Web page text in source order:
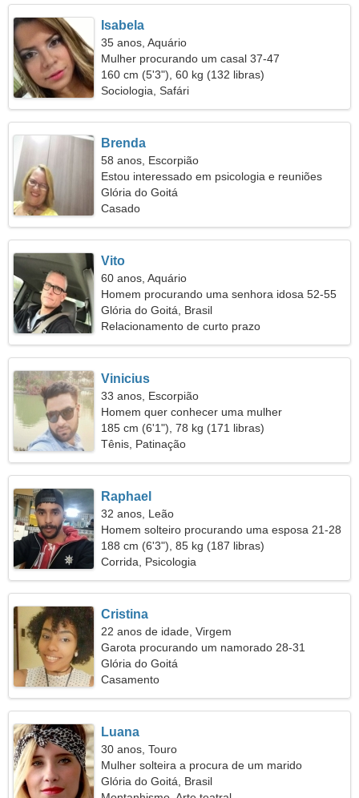
Isabela
35 anos, Aquário
Mulher procurando um casal 37-47
160 cm (5'3"), 60 kg (132 libras)
Sociologia, Safári
Brenda
58 anos, Escorpião
Estou interessado em psicologia e reuniões
Glória do Goitá
Casado
Vito
60 anos, Aquário
Homem procurando uma senhora idosa 52-55
Glória do Goitá, Brasil
Relacionamento de curto prazo
Vinicius
33 anos, Escorpião
Homem quer conhecer uma mulher
185 cm (6'1"), 78 kg (171 libras)
Tênis, Patinação
Raphael
32 anos, Leão
Homem solteiro procurando uma esposa 21-28
188 cm (6'3"), 85 kg (187 libras)
Corrida, Psicologia
Cristina
22 anos de idade, Virgem
Garota procurando um namorado 28-31
Glória do Goitá
Casamento
Luana
30 anos, Touro
Mulher solteira a procura de um marido
Glória do Goitá, Brasil